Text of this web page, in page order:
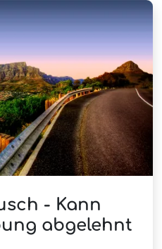
- Kann
abgelehnt